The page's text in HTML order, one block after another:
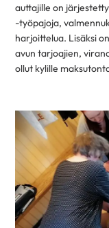
auttajille on
-työpajoja,
harjoittelua. Lisäksi
avun tarjoajien,
ollut kylille